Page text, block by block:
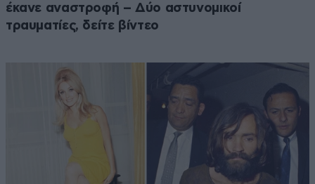
έκανε αναστροφή – Δύο αστυνομικοί
τραυματίες, δείτε βίντεο